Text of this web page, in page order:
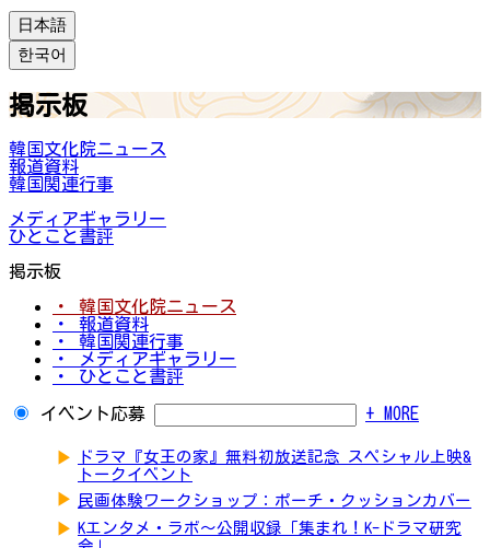
日本語
한국어
掲示板
韓国文化院ニュース
報道資料
韓国関連行事
メディアギャラリー
ひとこと書評
掲示板
・ 韓国文化院ニュース
・ 報道資料
・ 韓国関連行事
・ メディアギャラリー
・ ひとこと書評
イベント応募 + MORE
▶
ドラマ『女王の家』無料初放送記念 スペシャル上映&
トークイベント
▶ 民画体験ワークショップ：ポーチ・クッションカバー
▶ Kエンタメ・ラボ～公開収録「集まれ！K-ドラマ研究